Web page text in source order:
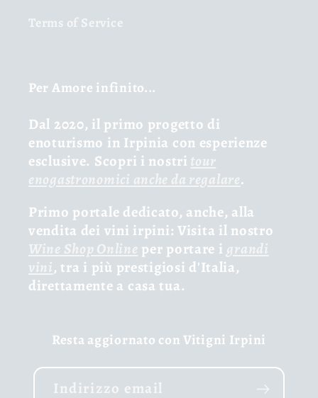
Terms of Service
Per Amore infinito...
Dal 2020, il primo progetto di
enoturismo in Irpinia con esperienze
esclusive. Scopri i nostri tour
enogastronomici anche da regalare.
Primo portale dedicato, anche, alla
vendita dei vini irpini: Visita il nostro
Wine Shop Online per portare i grandi
vini, tra i più prestigiosi d'Italia,
direttamente a casa tua.
Resta aggiornato con Vitigni Irpini
Indirizzo email